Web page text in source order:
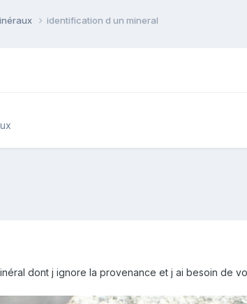
identification d un mineral
dont j ignore la provenance et j ai besoin de